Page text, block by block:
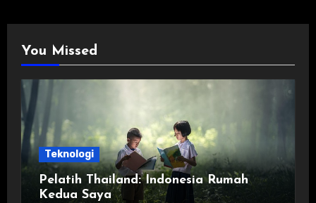
You Missed
Teknologi
Pelatih Thailand: Indonesia Rumah
Kedua Saya